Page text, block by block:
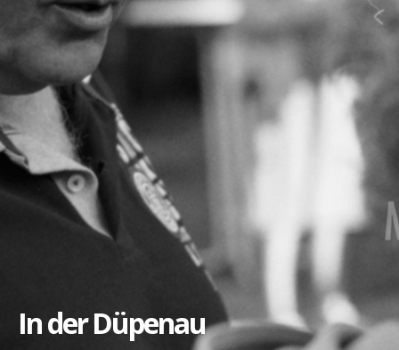
In der Düpenau